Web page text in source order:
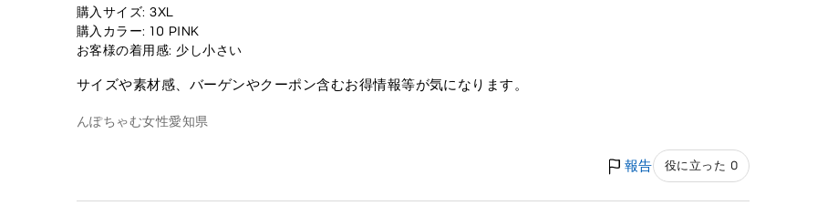
購入サイズ: 3XL
購入カラー: 10 PINK
お客様の着用感: 少し小さい
サイズや素材感、バーゲンやクーポン含むお得情報等が気になります。
んぽちゃむ女性愛知県
報告 役に立った 0